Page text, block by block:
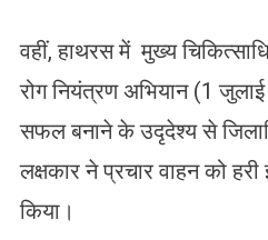
वहीं, हाथरस में मुख्य
रोग नियंत्रण अभियान (1
सफल बनाने के उदृदेश्य से
लक्षकार ने प्रचार वाहन को
किया।